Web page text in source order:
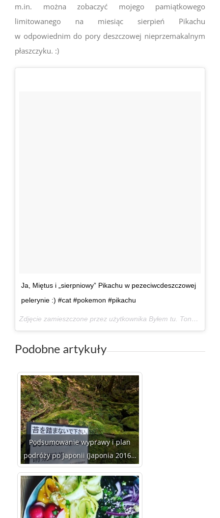
m.in. można zobaczyć mojego pamiątkowego
limitowanego na miesiąc sierpień Pikachu
w odpowiednim do pory deszczowej nieprzemakalnym
płaszczyku. :)
Ja, Miętus i „sierpniowy” Pikachu w pezeciwcdeszczowej
pelerynie :) #cat #pokemon #pikachu
Zdjęcie zamieszczone przez użytkownika Byłem tu. Tony Halik. (@bylemtutonyhalik)
Podobne artykuły
Podsumowanie wyprawy i plan
podróży po Japonii (Japonia 2016…